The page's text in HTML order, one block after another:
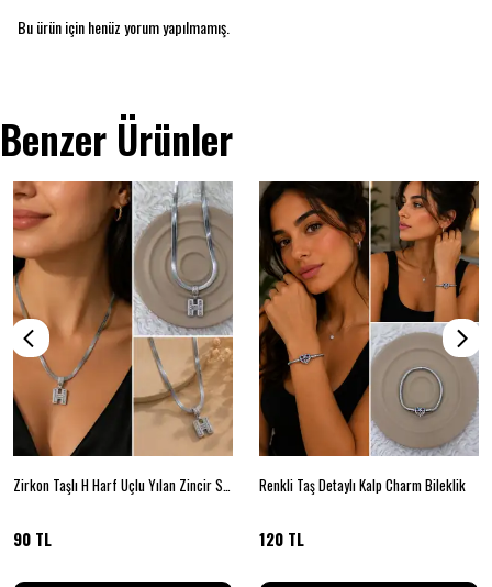
Bu ürün için henüz yorum yapılmamış.
Benzer Ürünler
Zirkon Taşlı H Harf Uçlu Yılan Zincir Silver Renk Kolye
90 TL
Renkli Taş Detaylı Kalp Charm Bileklik
120 TL